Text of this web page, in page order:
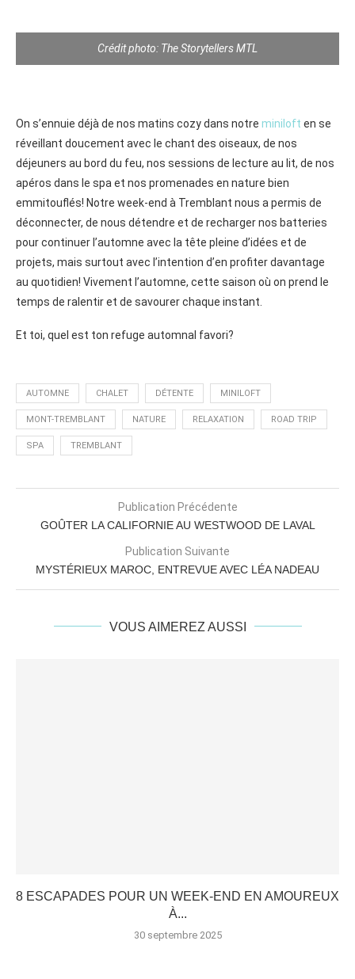
Crédit photo: The Storytellers MTL
On s’ennuie déjà de nos matins cozy dans notre miniloft en se
réveillant doucement avec le chant des oiseaux, de nos
déjeuners au bord du feu, nos sessions de lecture au lit, de nos
apéros dans le spa et nos promenades en nature bien
emmitouflés! ⁠Notre week-end à Tremblant nous a permis de
déconnecter, de nous détendre et de recharger nos batteries
pour continuer l’automne avec la tête pleine d’idées et de
projets, mais surtout avec l’intention d’en profiter davantage
au quotidien! Vivement l’automne, cette saison où on prend le
temps de ralentir et de savourer chaque instant.
Et toi, quel est ton refuge automnal favori?
AUTOMNE CHALET DÉTENTE MINILOFT
MONT-TREMBLANT NATURE RELAXATION ROAD TRIP
SPA TREMBLANT
Publication Précédente
GOÛTER LA CALIFORNIE AU WESTWOOD DE LAVAL
Publication Suivante
MYSTÉRIEUX MAROC, ENTREVUE AVEC LÉA NADEAU
VOUS AIMEREZ AUSSI
8 ESCAPADES POUR UN WEEK-END EN AMOUREUX
À...
30 septembre 2025